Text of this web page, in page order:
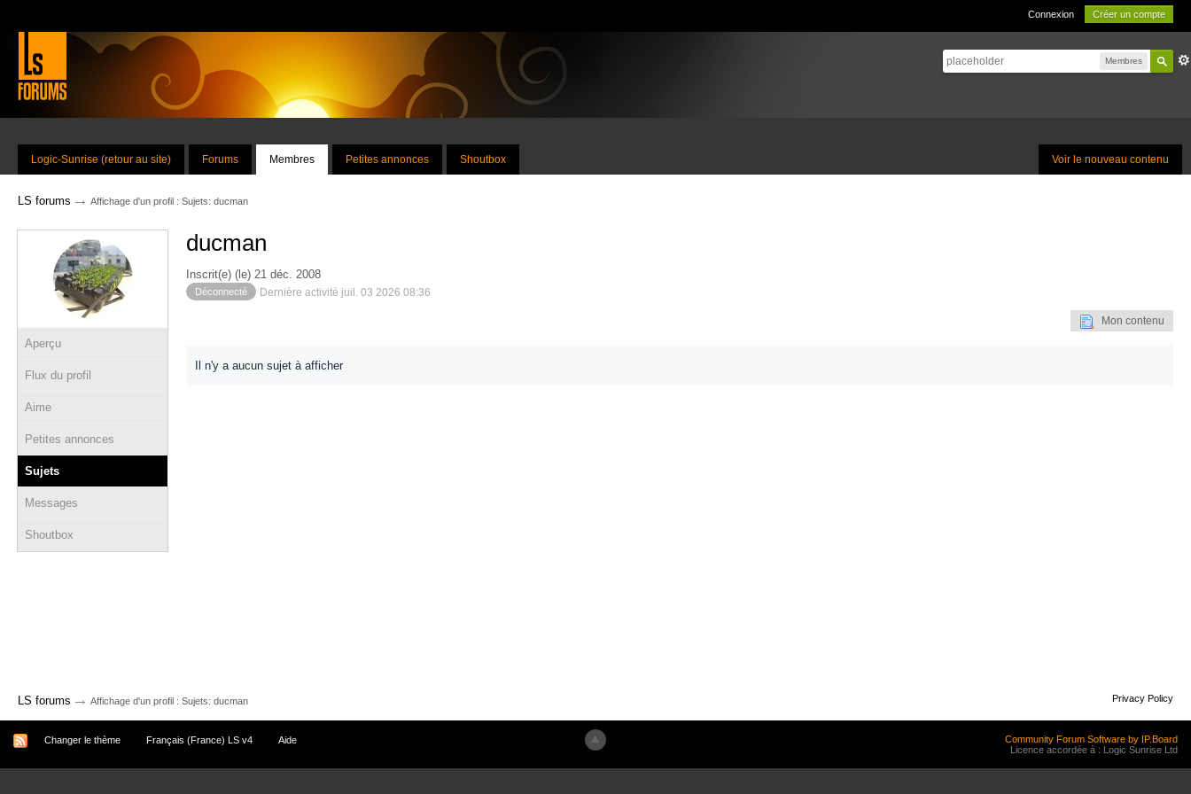
Connexion Créer un compte
Membres
Voir le nouveau contenu
Logic-Sunrise (retour au site) Forums Membres Petites annonces Shoutbox
LS forums → Affichage d'un profil : Sujets: ducman
Aperçu
Flux du profil
Aime
Petites annonces
Sujets
Messages
Shoutbox
ducman
Inscrit(e) (le) 21 déc. 2008
Déconnecté Dernière activité juil. 03 2026 08:36
Mon contenu
Il n'y a aucun sujet à afficher
LS forums → Affichage d'un profil : Sujets: ducman Privacy Policy
Changer le thème Français (France) LS v4 Aide
Community Forum Software by IP.Board
Licence accordée à : Logic Sunrise Ltd